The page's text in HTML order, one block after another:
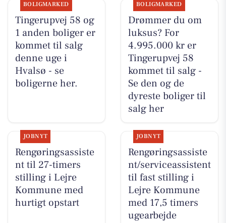
BOLIGMARKED
Tingerupvej 58 og
1 anden boliger er
kommet til salg
denne uge i
Hvalsø - se
boligerne her.
BOLIGMARKED
Drømmer du om
luksus? For
4.995.000 kr er
Tingerupvej 58
kommet til salg -
Se den og de
dyreste boliger til
salg her
JOBNYT
Rengøringsassiste
nt til 27-timers
stilling i Lejre
Kommune med
hurtigt opstart
JOBNYT
Rengøringsassiste
nt/serviceassistent
til fast stilling i
Lejre Kommune
med 17,5 timers
ugearbejde